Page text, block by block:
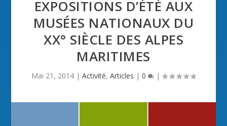
EXPOSITIONS D’ÉTÉ AUX
MUSÉES NATIONAUX DU
XX° SIÈCLE DES ALPES
MARITIMES
Mai 21, 2014 | Activité, Articles | 0 |